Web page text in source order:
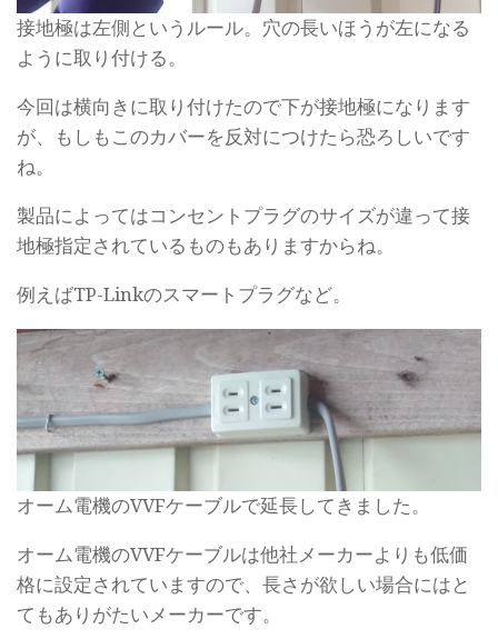
接地極は左側というルール。穴の長いほうが左になる
ように取り付ける。
今回は横向きに取り付けたので下が接地極になります
が、もしもこのカバーを反対につけたら恐ろしいです
ね。
製品によってはコンセントプラグのサイズが違って接
地極指定されているものもありますからね。
例えばTP-Linkのスマートプラグなど。
オーム電機のVVFケーブルで延長してきました。
オーム電機のVVFケーブルは他社メーカーよりも低価
格に設定されていますので、長さが欲しい場合にはと
てもありがたいメーカーです。